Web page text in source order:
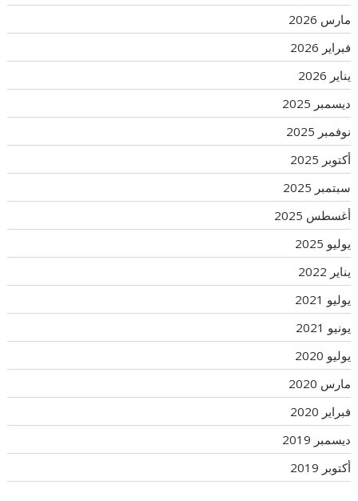
مارس 2026
فبراير 2026
يناير 2026
ديسمبر 2025
نوفمبر 2025
أكتوبر 2025
سبتمبر 2025
أغسطس 2025
يوليو 2025
يناير 2022
يوليو 2021
يونيو 2021
يوليو 2020
مارس 2020
فبراير 2020
ديسمبر 2019
أكتوبر 2019